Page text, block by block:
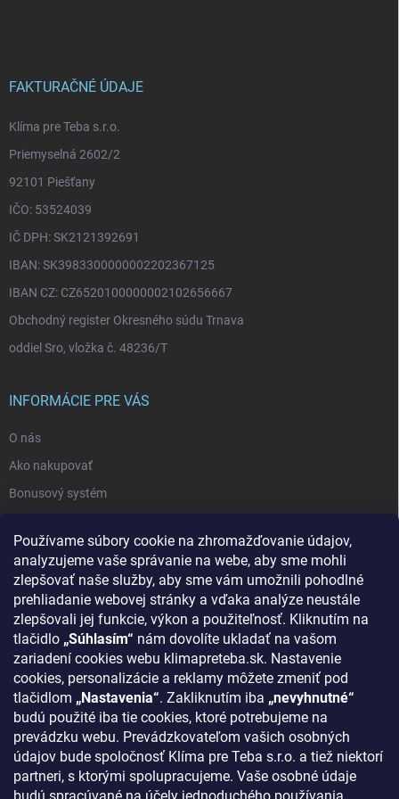
Používame súbory cookie na zhromažďovanie údajov,
analyzujeme vaše správanie na webe, aby sme mohli
zlepšovať naše služby, aby sme vám umožnili pohodlné
prehliadanie webovej stránky a vďaka analýze neustále
zlepšovali jej funkcie, výkon a použiteľnosť. Kliknutím na
tlačidlo „Súhlasím“ nám dovolíte ukladať na vašom
zariadení cookies webu klimapreteba.sk. Nastavenie
cookies, personalizácie a reklamy môžete zmeniť pod
tlačidlom „Nastavenia“. Zakliknutím iba „nevyhnutné“
budú použité iba tie cookies, ktoré potrebujeme na
prevádzku webu. Prevádzkovateľom vašich osobných
údajov bude spoločnosť Klíma pre Teba s.r.o. a tiež niektorí
partneri, s ktorými spolupracujeme. Vaše osobné údaje
FAKTURAČNÉ ÚDAJE
Klíma pre Teba s.r.o.
Priemyselná 2602/2
92101 Piešťany
IČO: 53524039
IČ DPH: SK2121392691
IBAN: SK3983300000002202367125
IBAN CZ: CZ6520100000002102656667
Obchodný register Okresného súdu Trnava
oddiel Sro, vložka č. 48236/T
INFORMÁCIE PRE VÁS
O nás
Ako nakupovať
Bonusový systém
Blog - najnovšie články
Obchodné podmienky
Podmienky ochrany osobných údajov
Odstúpenie od zmluvy
Kontakty
KONTAKT
klima@klimapreteba.sk
0907 044 080